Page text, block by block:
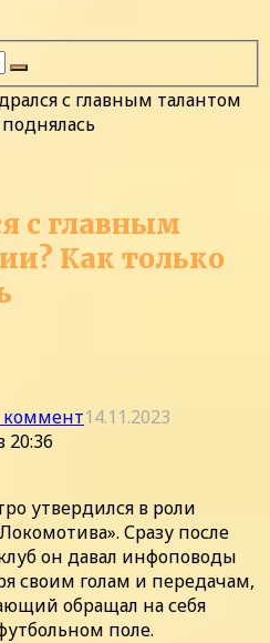
с главным талантом
с главным
Как только
коммент14.11.2023
20:36
утвердился в роли
Сразу после
он давал инфоповоды
своим голам и передачам,
обращал на себя
поле.